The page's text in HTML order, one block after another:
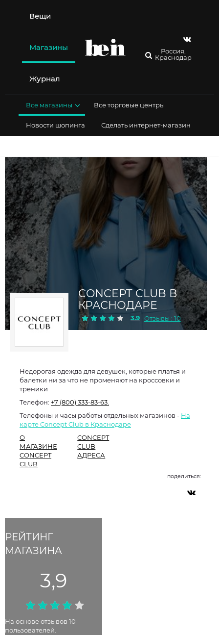
содержимому
Вещи
Магазины
Журнал
Россия,
Краснодар
Все магазины Все торговые центры
Новости шопинга Сделать интернет-магазин
CONCEPT CLUB В
КРАСНОДАРЕ
3.9 Отзывы : 10
РЕЙТИНГ
МАГАЗИНА
3,9
На основе отзывов 10
пользователей.
Недорогая одежда для девушек, которые платья и
балетки ни за что не променяют на кроссовки и
треники
Телефон: +7 (800) 333-83-63.
Телефоны и часы работы отдельных магазинов - На
карте Concept Club в Краснодаре
О
МАГАЗИНЕ
CONCEPT
CLUB
CONCEPT
CLUB
АДРЕСА
поделиться: